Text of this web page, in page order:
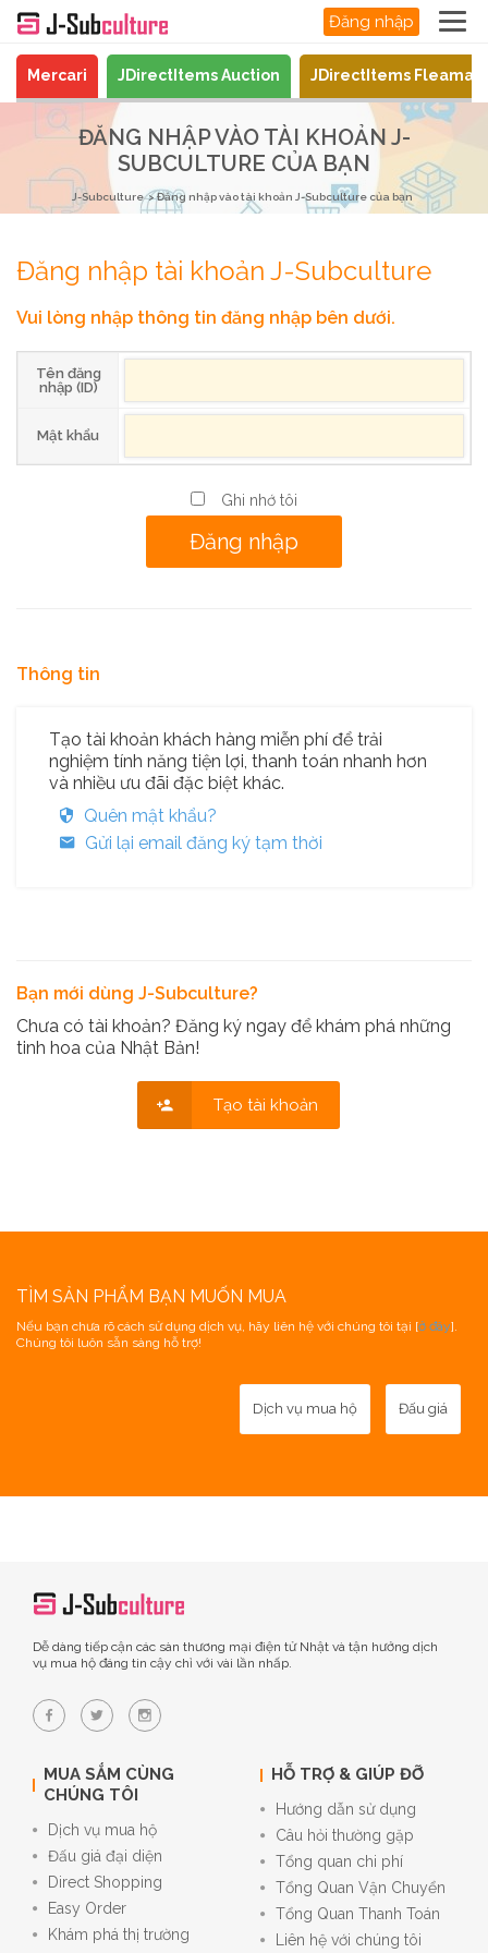
Đăng nhập
Mercari JDirectItems Auction JDirectItems
ĐĂNG NHẬP VÀO TÀI KHOẢN J-
SUBCULTURE CỦA BẠN
J-Subculture Đăng nhập vào tài khoản J-Subculture của bạn
Đăng nhập tài khoản J-Subculture
Vui lòng nhập thông tin đăng nhập bên dưới.
Tên đăng
nhập (ID)
Mật khẩu
Ghi nhớ tôi
Thông tin
Tạo tài khoản khách hàng miễn phí để trải
nghiệm tính năng tiện lợi, thanh toán nhanh hơn
và nhiều ưu đãi đặc biệt khác.
Quên mật khẩu?
Gửi lại email đăng ký tạm thời
Bạn mới dùng J-Subculture?
Chưa có tài khoản? Đăng ký ngay để khám phá những
tinh hoa của Nhật Bản!
Tạo tài khoản
TÌM SẢN PHẨM BẠN MUỐN MUA
Nếu bạn chưa rõ cách sử dụng dịch vụ, hãy liên hệ với chúng tôi tại [ở đây].
Chúng tôi luôn sẵn sàng hỗ trợ!
Dịch vụ mua hộ Đấu giá
Dễ dàng tiếp cận các sàn thương mại điện tử Nhật và tận hưởng dịch
vụ mua hộ đáng tin cậy chỉ với vài lần nhấp.
MUA SẮM CÙNG
CHÚNG TÔI
Dịch vụ mua hộ
Đấu giá đại diện
Direct Shopping
Easy Order
Khám phá thị trường
HỖ TRỢ & GIÚP ĐỠ
Hướng dẫn sử dụng
Câu hỏi thường gặp
Tổng quan chi phí
Tổng Quan Vận Chuyển
Tổng Quan Thanh Toán
Liên hệ với chúng tôi